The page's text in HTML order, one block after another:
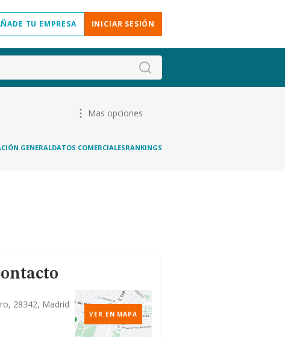
TU EMPRESA INICIAR SESIÓN
Mas opciones
GENERALDATOS COMERCIALESRANKINGS
28342, Madrid
VER EN MAPA